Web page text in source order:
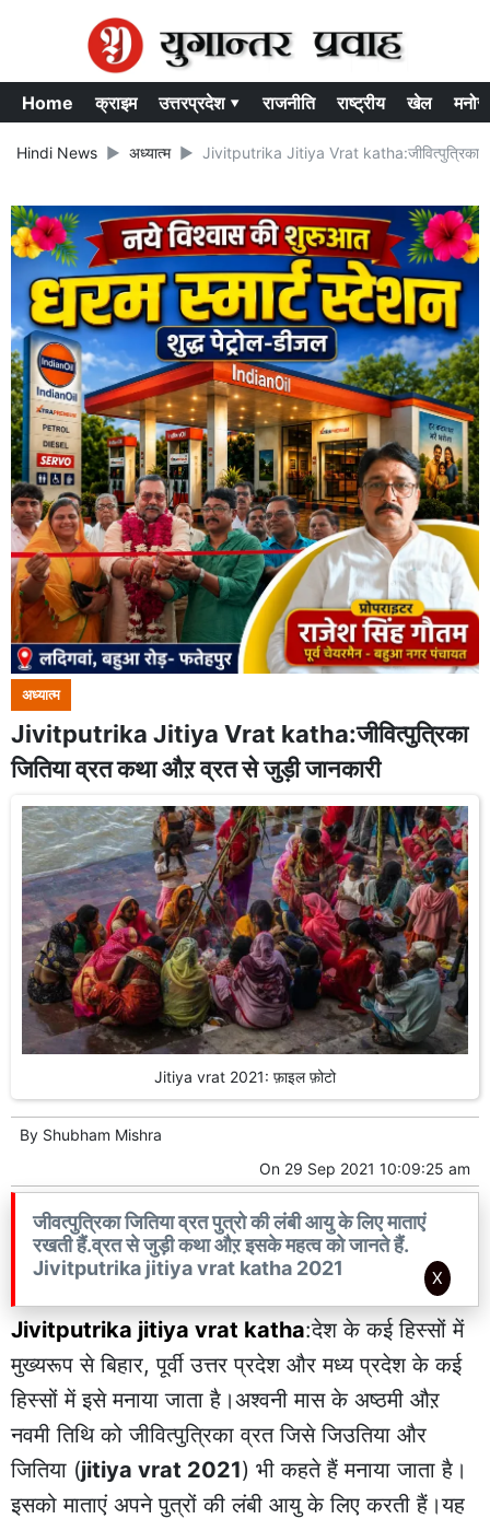
Home क्राइम उत्तरप्रदेश ▾ राजनीति राष्ट्रीय खेल
Hindi News अध्यात्म Jivitputrika Jitiya Vrat katha:जीवित्पुत्रिका
अध्यात्म
Jivitputrika Jitiya Vrat katha:जीवित्पुत्रिका
जितिया व्रत कथा औऱ व्रत से जुड़ी जानकारी
Jitiya vrat 2021: फ़ाइल फ़ोटो
By Shubham Mishra
On 29 Sep 2021 10:09:25 am
जीवत्पुत्रिका जितिया व्रत पुत्रो की लंबी आयु के लिए माताएं
रखती हैं.व्रत से जुड़ी कथा औऱ इसके महत्व को जानते हैं.
Jivitputrika jitiya vrat katha 2021
Jivitputrika jitiya vrat katha:देश के कई हिस्सों में
मुख्यरूप से बिहार, पूर्वी उत्तर प्रदेश और मध्य प्रदेश के कई
हिस्सों में इसे मनाया जाता है।अश्वनी मास के अष्ठमी औऱ
नवमी तिथि को जीवित्पुत्रिका व्रत जिसे जिउतिया और
जितिया (jitiya vrat 2021) भी कहते हैं मनाया जाता है।
इसको माताएं अपने पुत्रों की लंबी आयु के लिए करती हैं।यह
X